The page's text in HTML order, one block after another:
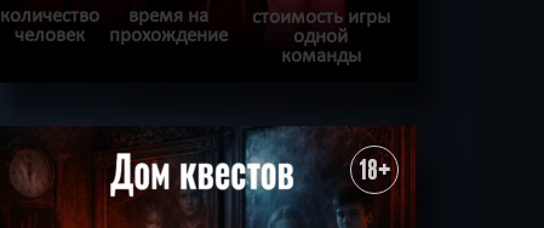
количество
человек
время на
прохождение
стоимость игры
одной
команды
ХОЧУ ПРОЙТИ | КВЕСТ ПРОЙДЕН 18+